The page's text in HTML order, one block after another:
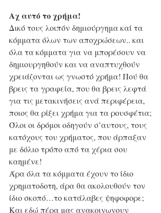
Αχ αυτό το χρήμα!
Δικό τους λοιπόν δημιούργημα καί τα
κόμματα όλων των αποχρώσεων.. και
όλα τα κόμματα για να μπορέσουν να
δημιουργηθούν και να αναπτυχθούν
χρειάζονται ως γνωστό χρήμα! Πού θα
βρεις τα γραφεία, που θα βρεις λεφτά
για τις μετακινήσεις ανά περιφέρεια,
ποιος θα ρίξει χρήμα για τα ρουσφέτια;
Όλοι οι δρόμοι οδηγούν σ’αυτους, τους
κατόχους του χρήματος, που άρπαξαν
με δόλιο τρόπο από τα χέρια σου
καημένε!
Άρα όλα τα κόμματα έχουν το ίδιο
χρηματοδοτη, άρα θα ακολουθούν τον
ίδιο σκοπό…το κατάλαβες ψηφοφορε;
Και εδώ πέρα μας ανακοινωνουν